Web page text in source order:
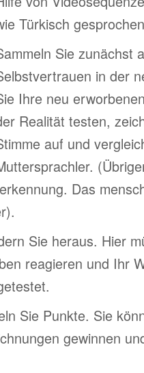
Türkisch
Sie zunächst
in der
Ihre neu
Realität testen,
auf und
Das
Sie heraus. Hier
reagieren und Ihr
Sie Punkte. Sie
gewinnen